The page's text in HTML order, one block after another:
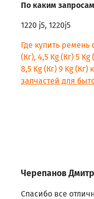
Ardo A1000 PL
Ardo A1000 X
Ardo A1004
Ardo AE1010 PL
Ardo AE800
Ardo AE810
Ardo AE1000
По каким
1220 j5, 1220j5
Где купить
(Кг), 4,5 Kg (Кг) 5 Kg
8,5 Kg (Кг) 9 Kg
запчастей для
Черепанов
Спасибо все